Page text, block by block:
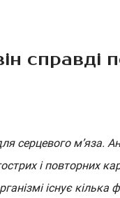
справді
серцевого м’яза.
і повторних
існує